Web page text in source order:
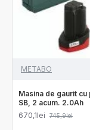
METABO
Masina de gaurit
SB, 2 acum. 2.0Ah
670,1lei
745,9lei